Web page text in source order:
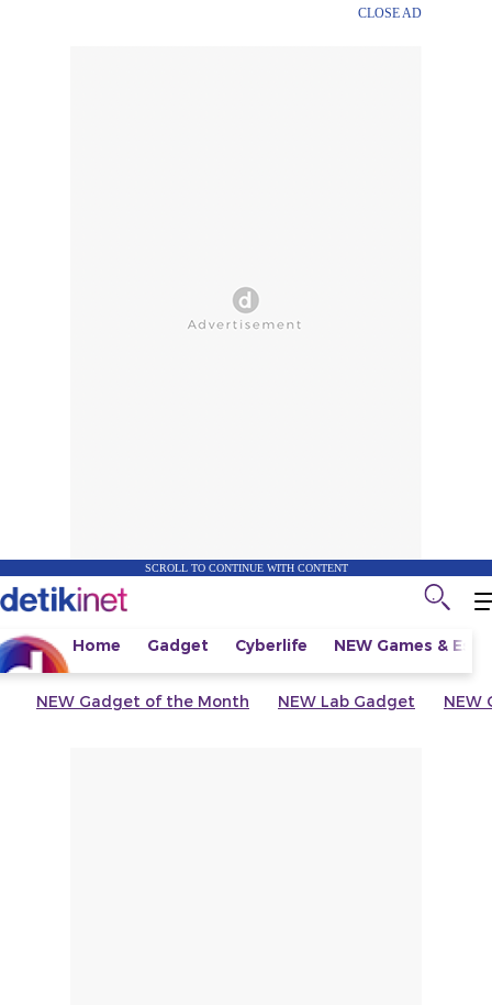
CLOSE AD
SCROLL TO CONTINUE WITH CONTENT
Home Gadget Cyberlife NEW Games &
NEW Gadget of the Month NEW Lab Gadget NEW